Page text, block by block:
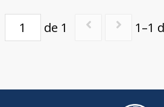
de 1 1–1